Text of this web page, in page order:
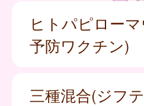
ヒトパピロー
予防ワクチン)
三種混合(ジフ